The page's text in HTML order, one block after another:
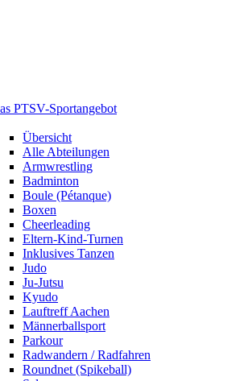
PTSV-Sportangebot
Übersicht
Alle Abteilungen
Armwrestling
Badminton
Boule (Pétanque)
Boxen
Cheerleading
Eltern-Kind-Turnen
Inklusives Tanzen
Judo
Ju-Jutsu
Kyudo
Lauftreff Aachen
Männerballsport
Parkour
Radwandern / Radfahren
Roundnet (Spikeball)